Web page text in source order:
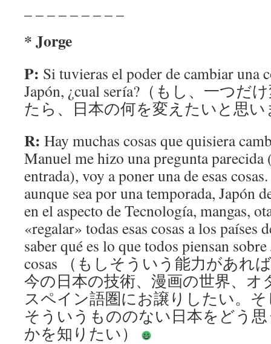
* Jorge
P: Si tuvieras el poder de cambiar una
Japón, ¿cual sería?（もし、一つだ
たら、日本の何を変えたいと思
R: Hay muchas cosas que quisiera
Manuel me hizo una pregunta parecida
entrada), voy a poner una de esas
aunque sea por una temporada, Japón
en el aspecto de Tecnología, mangas,
«regalar» todas esas cosas a los países
saber qué es lo que todos piensan
cosas （もしそういう能力があれ
今の日本の技術、漫画の世界、
スペイン語圏にお譲りしたい。
そういうもののない日本をどう
かを知りたい）